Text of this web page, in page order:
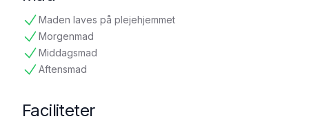
Maden laves på plejehjemmet
tilgængelig
Morgenmad
tilgængelig
Middagsmad
tilgængelig
Aftensmad
tilgængelig
Faciliteter